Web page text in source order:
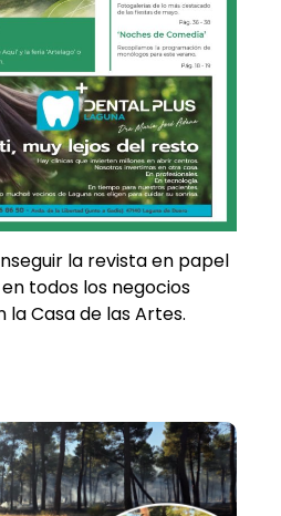
la revista en papel
en todos los negocios
Casa de las Artes.